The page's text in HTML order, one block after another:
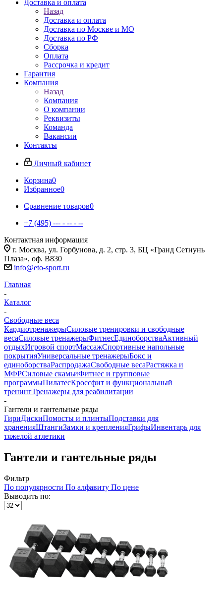
Доставка и оплата
Назад
Доставка и оплата
Доставка по Москве и МО
Доставка по РФ
Сборка
Оплата
Рассрочка и кредит
Гарантия
Компания
Назад
Компания
О компании
Реквизиты
Команда
Вакансии
Контакты
Личный кабинет
Корзина0
Избранное0
Сравнение товаров0
+7 (495) --- - -- - --
Контактная информация
г. Москва, ул. Горбунова, д. 2, стр. 3, БЦ «Гранд Сетнунь
Плаза», оф. В830
info@eto-sport.ru
Главная
-
Каталог
-
Свободные веса
КардиотренажерыСиловые тренировки и свободные
весаСиловые тренажерыФитнесЕдиноборстваАктивный
отдыхИгровой спортМассажСпортивные напольные
покрытияУниверсальные тренажерыБокс и
единоборстваРаспродажаСвободные весаРастяжка и
МФРСиловые скамьиФитнес и групповые
программыПилатесКроссфит и функциональный
тренингТренажеры для реабилитации
-
Гантели и гантельные ряды
ГириДискиПомосты и плинтыПодставки для
храненияШтангиЗамки и крепленияГрифыИнвентарь для
тяжелой атлетики
Гантели и гантельные ряды
Фильтр
По популярности По алфавиту По цене
Выводить по: